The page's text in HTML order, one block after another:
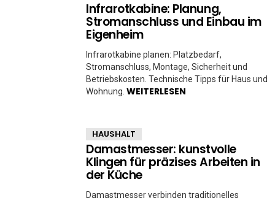
Infrarotkabine: Planung,
Stromanschluss und Einbau im
Eigenheim
Infrarotkabine planen: Platzbedarf,
Stromanschluss, Montage, Sicherheit und
Betriebskosten. Technische Tipps für Haus und
Wohnung. WEITERLESEN
HAUSHALT
Damastmesser: kunstvolle
Klingen für präzises Arbeiten in
der Küche
Damastmesser verbinden traditionelles